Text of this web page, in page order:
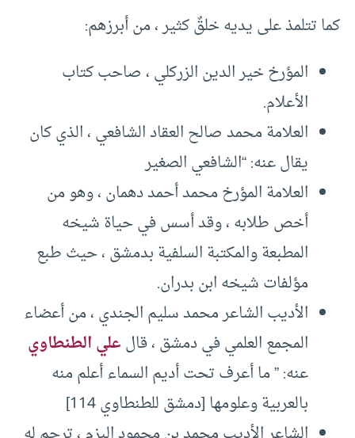
كما تتلمذ على يديه خلقٌ كثير ، من أبرزهم:
المؤرخ خير الدين الزركلي ، صاحب كتاب
الأعلام.
العلامة محمد صالح العقاد الشافعي ، الذي كان
يقال عنه: “الشافعي الصغير
العلامة المؤرخ محمد أحمد دهمان ، وهو من
أخص طلابه ، وقد أسس في حياة شيخه
المطبعة والمكتبة السلفية بدمشق ، حيث طبع
مؤلفات شيخه ابن بدران.
الأديب الشاعر محمد سليم الجندي ، من أعضاء
المجمع العلمي في دمشق ، قالعلي الطنطاوي
عنه: ” ما أعرف تحت أديم السماء أعلم منه
بالعربية وعلومها [دمشق للطنطاوي 114]